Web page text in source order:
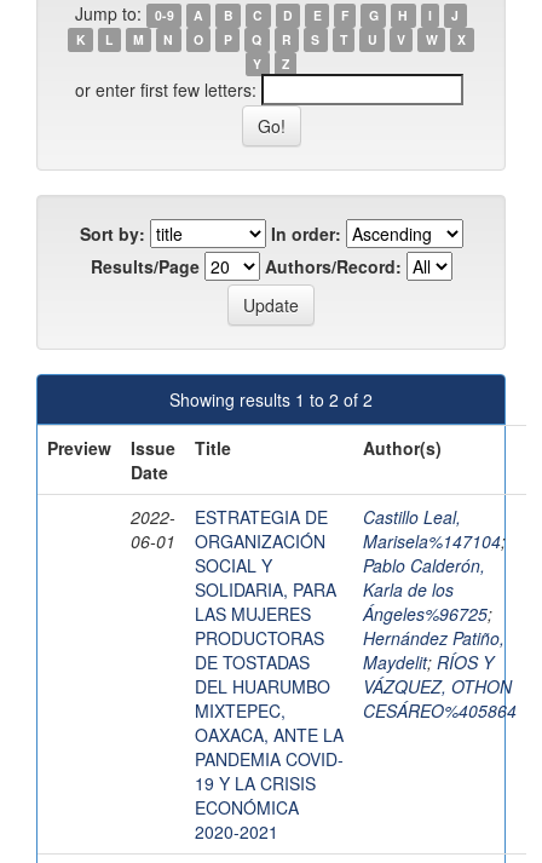
Jump to: 0-9 A B C D E F G H I
J
K
L M N O P Q R S T U V W
X
Y
Z
or enter first few letters:
Sort by:
In order:
Results/Page
Authors/Record:
Showing results 1 to 2 of 2
Preview
Issue
Date
Title Author(s)
2022-
06-01
ESTRATEGIA DE
ORGANIZACIÓN
SOCIAL Y
SOLIDARIA, PARA
LAS MUJERES
PRODUCTORAS
DE TOSTADAS
DEL HUARUMBO
MIXTEPEC,
OAXACA, ANTE LA
PANDEMIA COVID-
19 Y LA CRISIS
ECONÓMICA
2020-2021
Castillo Leal,
Marisela%147104;
Pablo Calderón,
Karla de los
Ángeles%96725;
Hernández Patiño,
Maydelit; RÍOS Y
VÁZQUEZ, OTHON
CESÁREO%405864